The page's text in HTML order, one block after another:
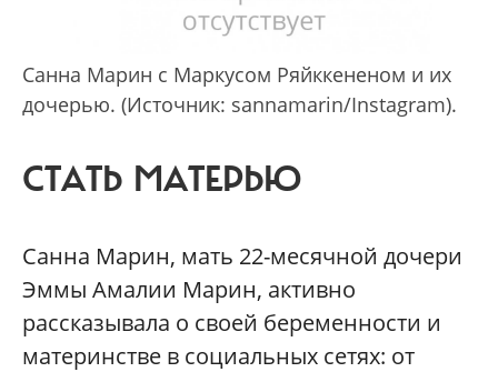
Санна Марин с Маркусом Ряйккененом и их
дочерью. (Источник: sannamarin/Instagram).
СТАТЬ МАТЕРЬЮ
Санна Марин, мать 22-месячной дочери
Эммы Амалии Марин, активно
рассказывала о своей беременности и
материнстве в социальных сетях: от